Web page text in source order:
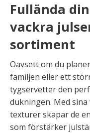
Fullända
vackra
sortiment
Oavsett om du
familjen eller ett
tygservetter den
dukningen. Med
texturer skapar de
som förstärker